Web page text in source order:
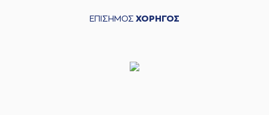
ΕΠΙΣΗΜΟΣ ΧΟΡΗΓΟΣ